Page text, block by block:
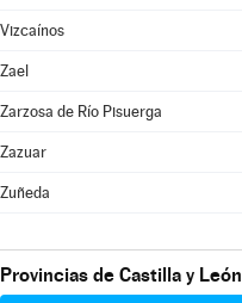
Vizcaínos
Zael
Zarzosa de Río Pisuerga
Zazuar
Zuñeda
Provincias de Castilla y León